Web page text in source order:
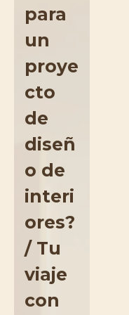
para
un
proye
cto
de
diseñ
o de
interi
ores?
/ Tu
viaje
con